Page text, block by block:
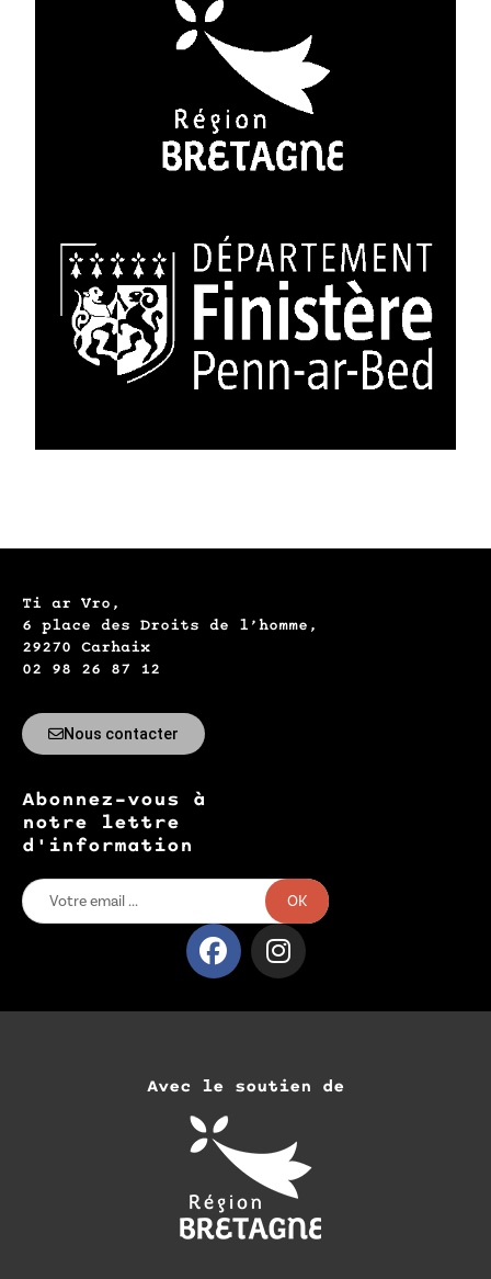
Ti ar Vro,
6 place des Droits de l’homme,
29270 Carhaix
02 98 26 87 12
Nous contacter
Abonnez-vous à
notre lettre
d'information
OK
Avec le soutien de